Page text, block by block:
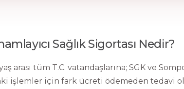
Sağlık Sigortası Nedir?
arası tüm T.C. vatandaşlarına; SGK ve
işlemler için fark ücreti ödemeden tedavi